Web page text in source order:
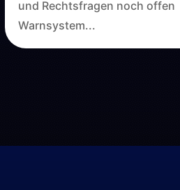
und Rechtsfragen noch offen
Warnsystem...